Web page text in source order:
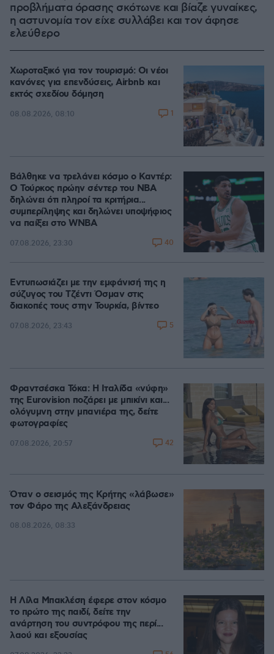
προβλήματα όρασης σκότωνε και βίαζε γυναίκες,
η αστυνομία τον είχε συλλάβει και τον άφησε
ελεύθερο
Χωροταξικό για τον τουρισμό: Οι νέοι
κανόνες για επενδύσεις, Airbnb και
εκτός σχεδίου δόμηση
08.08.2026, 08:10 1
Βάλθηκε να τρελάνει κόσμο ο Καντέρ:
Ο Τούρκος πρώην σέντερ του NBA
δηλώνει ότι πληροί τα κριτήρια...
συμπερίληψης και δηλώνει υποψήφιος
να παίξει στο WNBA
07.08.2026, 23:30 40
Εντυπωσιάζει με την εμφάνισή της η
σύζυγος του Τζέντι Όσμαν στις
διακοπές τους στην Τουρκία, βίντεο
07.08.2026, 23:43 5
Φραντσέσκα Τόκα: Η Ιταλίδα «νύφη»
της Eurovision ποζάρει με μπικίνι και...
ολόγυμνη στην μπανιέρα της, δείτε
φωτογραφίες
07.08.2026, 20:57 42
Όταν ο σεισμός της Κρήτης «λάβωσε»
τον Φάρο της Αλεξάνδρειας
08.08.2026, 08:33
Η Λίλα Μπακλέση έφερε στον κόσμο
το πρώτο της παιδί, δείτε την
ανάρτηση του συντρόφου της περί...
λαού και εξουσίας